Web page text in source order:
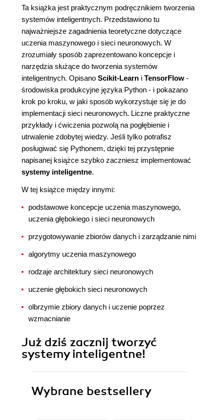
Ta książka jest praktycznym podręcznikiem tworzenia
systemów inteligentnych. Przedstawiono tu
najważniejsze zagadnienia teoretyczne dotyczące
uczenia maszynowego i sieci neuronowych. W
zrozumiały sposób zaprezentowano koncepcje i
narzędzia służące do tworzenia systemów
inteligentnych. Opisano Scikit-Learn i TensorFlow -
środowiska produkcyjne języka Python - i pokazano
krok po kroku, w jaki sposób wykorzystuje się je do
implementacji sieci neuronowych. Liczne praktyczne
przykłady i ćwiczenia pozwolą na pogłębienie i
utrwalenie zdobytej wiedzy. Jeśli tylko potrafisz
posługiwać się Pythonem, dzięki tej przystępnie
napisanej książce szybko zaczniesz implementować
systemy inteligentne.
W tej książce między innymi:
podstawowe koncepcje uczenia maszynowego,
uczenia głębokiego i sieci neuronowych
przygotowywanie zbiorów danych i zarządzanie nimi
algorytmy uczenia maszynowego
rodzaje architektury sieci neuronowych
uczenie głębokich sieci neuronowych
olbrzymie zbiory danych i uczenie poprzez
wzmacnianie
Już dziś zacznij tworzyć
systemy inteligentne!
Wybrane bestsellery